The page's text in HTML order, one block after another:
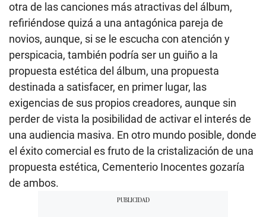
otra de las canciones más atractivas del álbum,
refiriéndose quizá a una antagónica pareja de
novios, aunque, si se le escucha con atención y
perspicacia, también podría ser un guiño a la
propuesta estética del álbum, una propuesta
destinada a satisfacer, en primer lugar, las
exigencias de sus propios creadores, aunque sin
perder de vista la posibilidad de activar el interés de
una audiencia masiva. En otro mundo posible, donde
el éxito comercial es fruto de la cristalización de una
propuesta estética, Cementerio Inocentes gozaría
de ambos.